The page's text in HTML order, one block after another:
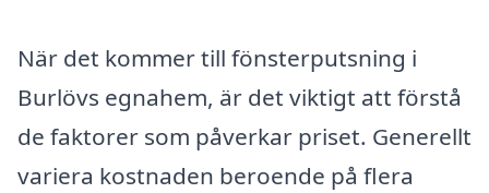
När det kommer till fönsterputsning i
Burlövs egnahem, är det viktigt att förstå
de faktorer som påverkar priset. Generellt
variera kostnaden beroende på flera